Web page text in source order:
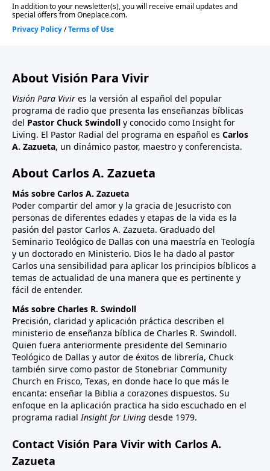
About Visión Para Vivir
Visión Para Vivir es la versión al español del popular
programa de radio que presenta las enseñanzas bíblicas
del Pastor Chuck Swindoll y conocido como Insight for
Living. El Pastor Radial del programa en español es Carlos
A. Zazueta, un dinámico pastor, maestro y conferencista.
About Carlos A. Zazueta
Más sobre Carlos A. Zazueta
Poder compartir del amor y la gracia de Jesucristo con
personas de diferentes edades y etapas de la vida es la
pasión del pastor Carlos A. Zazueta. Graduado del
Seminario Teológico de Dallas con una maestría en Teología
y un doctorado en Ministerio. Dios le ha dado al pastor
Carlos una sensibilidad para aplicar los principios bíblicos a
temas de actualidad de una manera que es pertinente y
fácil de entender.
Más sobre Charles R. Swindoll
Precisión, claridad y aplicación práctica describen el
ministerio de enseñanza bíblica de Charles R. Swindoll.
Quien fuera anteriormente presidente del Seminario
Teológico de Dallas y autor de éxitos de librería, Chuck
también sirve como pastor de Stonebriar Community
Church en Frisco, Texas, en donde hace lo que más le
encanta: enseñar la Biblia a corazones dispuestos. Su
enfoque en la aplicación practica ha sido escuchado en el
programa radialInsight for Living desde 1979.
Contact Visión Para Vivir with Carlos A.
Zazueta